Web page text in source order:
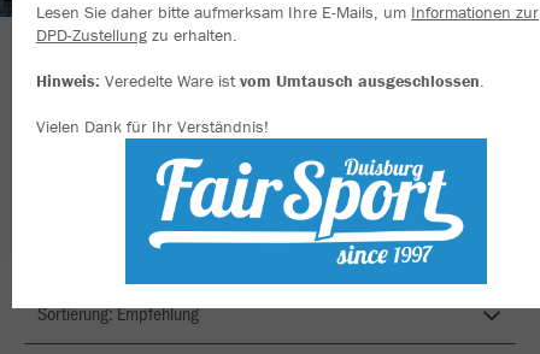
WIR SIND EINE MANNSCHAFT..... WIR SIND
DER VFL !!!!
Farbe
Lesen Sie daher bitte aufmerksam Ihre E-Mails, um Informationen zur
DPD-Zustellung zu erhalten.
Hinweis: Veredelte Ware istvom Umtausch ausgeschlossen.
Vielen Dank für Ihr Verständnis!
Inhalte anzeigen und unsere Website verbessern. Weitere
zu den Cookies findest Du in den Einstellungen.
Alle akzeptieren
Alle ablehnen
mehr Infos
Datenschutz
Impressum